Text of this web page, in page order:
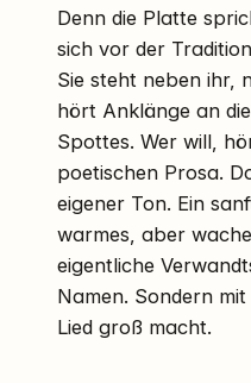
Denn die Platte
sich vor der
Sie steht neben ihr,
hört Anklänge an
Spottes. Wer will,
poetischen Prosa.
eigener Ton. Ein
warmes, aber
eigentliche
Namen. Sondern
Lied groß macht.